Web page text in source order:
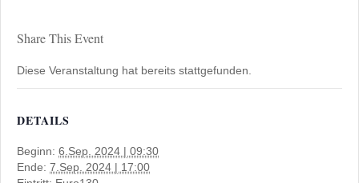
Share This Event
Diese Veranstaltung hat bereits stattgefunden.
DETAILS
Beginn: 6.Sep. 2024 | 09:30
Ende: 7.Sep. 2024 | 17:00